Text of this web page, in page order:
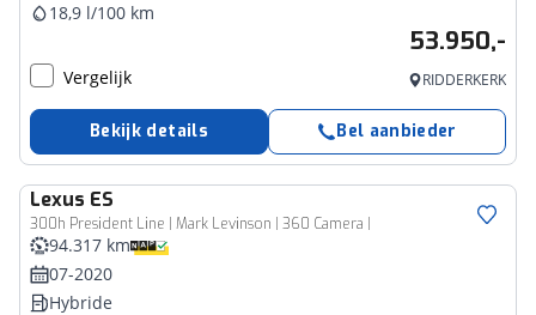
18,9 l/100 km
53.950,-
Vergelijk RIDDERKERK
Bekijk details Bel aanbieder
Lexus ES
300h President Line | Mark Levinson | 360 Camera |
94.317 km
07-2020
Hybride